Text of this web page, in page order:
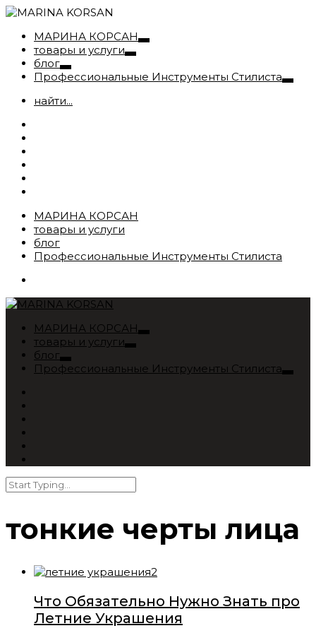
МАРИНА КОРСАН
товары и услуги
блог
Профессиональные Инструменты Стилиста
найти...
МАРИНА КОРСАН
товары и услуги
блог
Профессиональные Инструменты Стилиста
МАРИНА КОРСАН
товары и услуги
блог
Профессиональные Инструменты Стилиста
тонкие черты лица
Что Обязательно Нужно Знать про
Летние Украшения